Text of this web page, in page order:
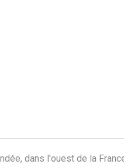
dans l'ouest de la